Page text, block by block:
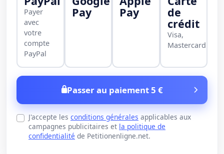
Payer
avec
votre
compte
PayPal
Pay Pay de
crédit
Visa,
Mastercard
Passer au paiement 5 €
J'accepte les conditions générales applicables aux
campagnes publicitaires et la politique de
confidentialité de Petitionenligne.net.